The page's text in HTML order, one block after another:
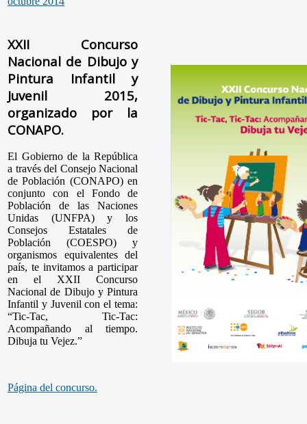
XXII Concurso
Nacional de Dibujo y
Pintura Infantil y
Juvenil 2015,
organizado por la
CONAPO.
El Gobierno de la República
a través del Consejo Nacional
de Población (CONAPO) en
conjunto con el Fondo de
Población de las Naciones
Unidas (UNFPA) y los
Consejos Estatales de
Población (COESPO) y
organismos equivalentes del
país, te invitamos a participar
en el XXII Concurso
Nacional de Dibujo y Pintura
Infantil y Juvenil con el tema:
“Tic-Tac, Tic-Tac:
Acompañando al tiempo.
Dibuja tu Vejez.”
Página del concurso.